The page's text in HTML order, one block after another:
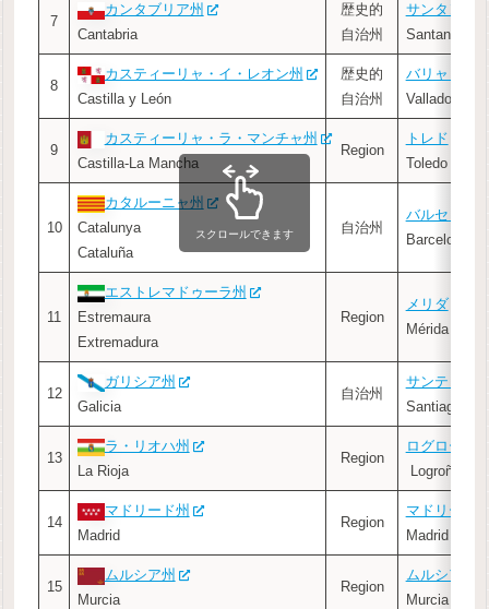
7
カンタブリア州
Cantabria
歴史的
自治州
サンタンデ
Santander
8
カスティーリャ・イ・レオン州
Castilla y León
歴史的
自治州
バリャドリ
Valladolid
9
カスティーリャ・ラ・マンチャ州
Castilla-La Mancha
Region
トレド
Toledo
10
カタルーニャ州
Catalunya
Cataluña
自治州
バルセロナ
Barcelona
11
エストレマドゥーラ州
Estremaura
Extremadura
Region
メリダ
Mérida
12
ガリシア州
Galicia
自治州
サンティア
Santiago de
13
ラ・リオハ州
La Rioja
Region
ログローニ
Logroño
14
マドリード州
Madrid
Region
マドリード
Madrid
15
ムルシア州
Murcia
Region
ムルシア
Murcia
スクロールできます